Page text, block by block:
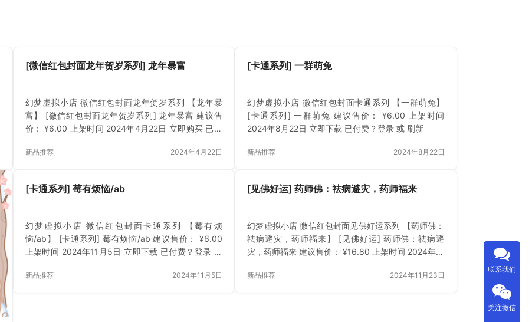
[微信红包封面龙年贺岁系列] 龙年暴富
幻梦虚拟小店 微信红包封面龙年贺岁系列 【龙年暴
富】 [微信红包封面龙年贺岁系列] 龙年暴富 建议售
价： ¥6.00 上架时间 2024年4月22日 立即购买 已付
新品推荐 2024年4月22日
[卡通系列] 一群萌兔
幻梦虚拟小店 微信红包封面卡通系列 【一群萌兔】
[卡通系列] 一群萌兔 建议售价： ¥6.00 上架时间
2024年8月22日 立即下载 已付费？登录 或 刷新
新品推荐 2024年8月22日
[卡通系列] 莓有烦恼/ab
幻梦虚拟小店 微信红包封面卡通系列 【莓有烦
恼/ab】 [卡通系列] 莓有烦恼/ab 建议售价： ¥6.00
上架时间 2024年11月5日 立即下载 已付费？登录 或
新品推荐 2024年11月5日
[见佛好运] 药师佛：祛病避灾，药师福来
幻梦虚拟小店 微信红包封面见佛好运系列 【药师佛：
祛病避灾，药师福来】 [见佛好运] 药师佛：祛病避
灾，药师福来 建议售价： ¥16.80 上架时间 2024年11
新品推荐 2024年11月23日
联系我们
关注微信